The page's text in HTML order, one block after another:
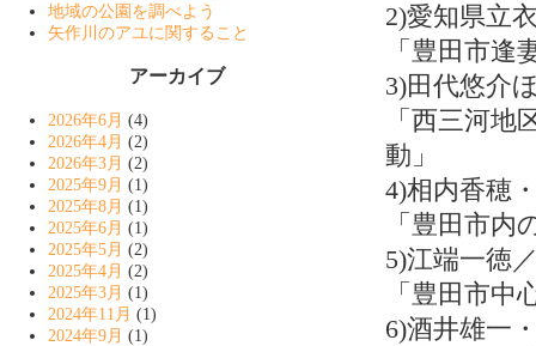
地域の公園を調べよう
矢作川のアユに関すること
アーカイブ
2026年6月 (4)
2026年4月 (2)
2026年3月 (2)
2025年9月 (1)
2025年8月 (1)
2025年6月 (1)
2025年5月 (2)
2025年4月 (2)
2025年3月 (1)
2024年11月 (1)
2024年9月 (1)
2)愛知県立
「豊田市
3)田代悠介
「西三河
動」
4)相内香穂
「豊田市
5)江端一徳
「豊田市
6)酒井雄一